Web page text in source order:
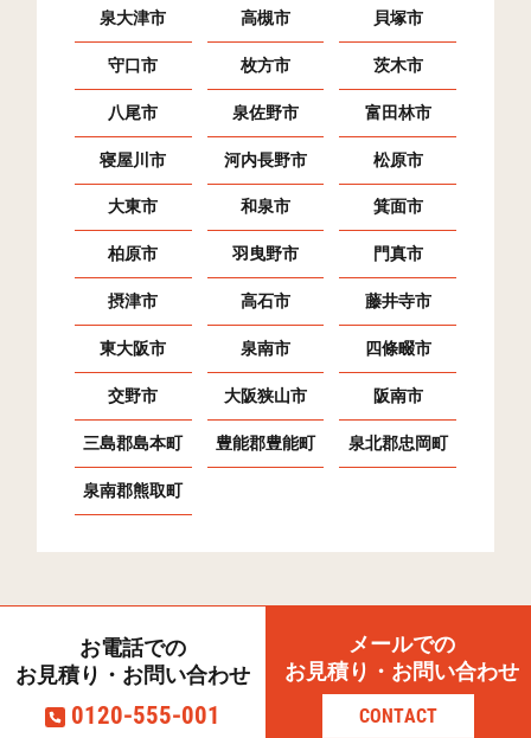
泉大津市 高槻市 貝塚市
守口市 枚方市 茨木市
八尾市 泉佐野市 富田林市
寝屋川市 河内長野市 松原市
大東市 和泉市 箕面市
柏原市 羽曳野市 門真市
摂津市 高石市 藤井寺市
東大阪市 泉南市 四條畷市
交野市 大阪狭山市 阪南市
三島郡島本町 豊能郡豊能町 泉北郡忠岡町
泉南郡熊取町
お電話での
お見積り・お問い合わせ
0120-555-001
メールでの
お見積り・お問い合わせ
CONTACT